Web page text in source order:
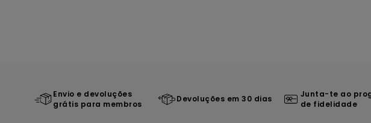
Envio e devoluções
grátis para membros
Devoluções em 30 dias
Junta-te ao
de fidelidade